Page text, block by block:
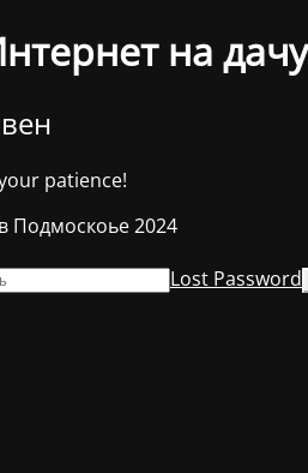
на
patience!
Подмоскоье 2024
Lost Password